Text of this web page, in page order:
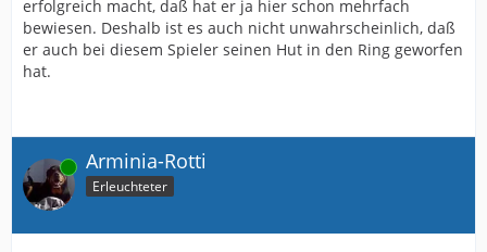
erfolgreich macht, daß hat er ja hier schon mehrfach
bewiesen. Deshalb ist es auch nicht unwahrscheinlich, daß
er auch bei diesem Spieler seinen Hut in den Ring geworfen
hat.
Online Arminia-Rotti
Erleuchteter